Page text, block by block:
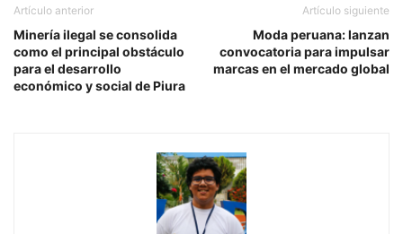
Artículo anterior
Minería ilegal se consolida
como el principal obstáculo
para el desarrollo
económico y social de Piura
Artículo siguiente
Moda peruana: lanzan
convocatoria para impulsar
marcas en el mercado global